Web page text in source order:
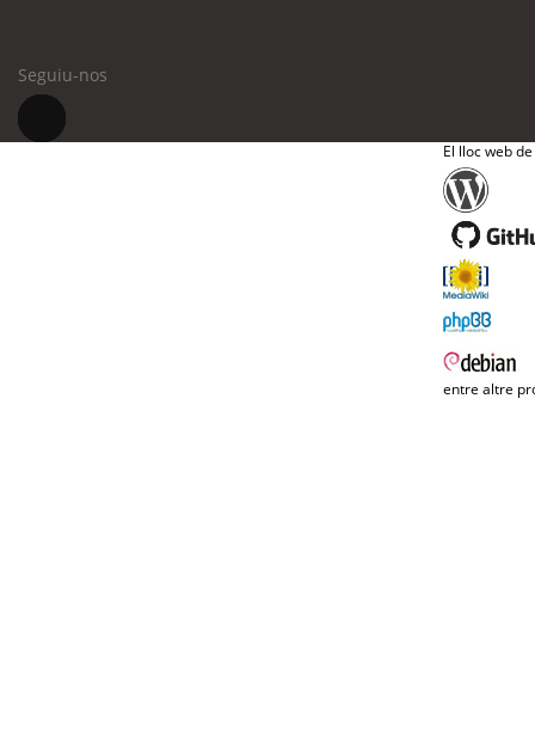
Seguiu-nos
El lloc web
entre altre